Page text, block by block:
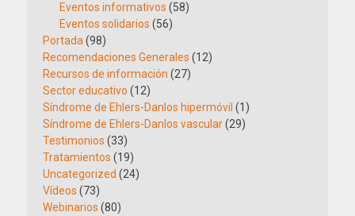
Eventos informativos (58)
Eventos solidarios (56)
Portada (98)
Recomendaciones Generales (12)
Recursos de información (27)
Sector educativo (12)
Síndrome de Ehlers-Danlos hipermóvil (1)
Síndrome de Ehlers-Danlos vascular(29)
Testimonios (33)
Tratamientos (19)
Uncategorized (24)
Vídeos (73)
Webinarios (80)